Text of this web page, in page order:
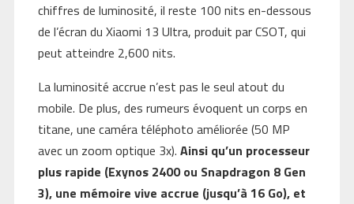
chiffres de luminosité, il reste 100 nits en-dessous
de l’écran du Xiaomi 13 Ultra, produit par CSOT, qui
peut atteindre 2,600 nits.
La luminosité accrue n’est pas le seul atout du
mobile. De plus, des rumeurs évoquent un corps en
titane, une caméra téléphoto améliorée (50 MP
avec un zoom optique 3x). Ainsi qu’un processeur
plus rapide (Exynos 2400 ou Snapdragon 8 Gen
3), une mémoire vive accrue (jusqu’à 16 Go), et